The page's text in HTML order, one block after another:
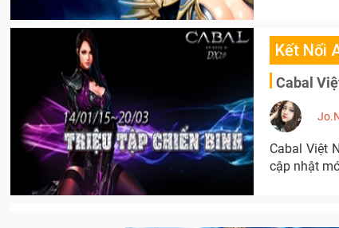
Kết Nối
Cabal
Cabal Việt
cập nhật